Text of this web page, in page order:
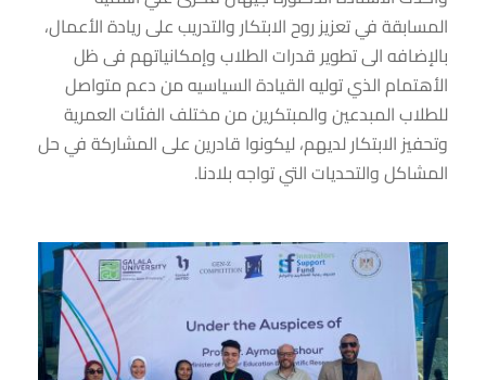
المسابقة في تعزيز روح الابتكار والتدريب على ريادة الأعمال،
بالإضافه الى تطوير قدرات الطلاب وإمكانياتهم فى ظل
الأهتمام الذي توليه القيادة السياسيه من دعم متواصل
للطلاب المبدعين والمبتكرين من مختلف الفئات العمرية
وتحفيز الابتكار لديهم، ليكونوا قادرين على المشاركة في حل
المشاكل والتحديات التي تواجه بلادنا.